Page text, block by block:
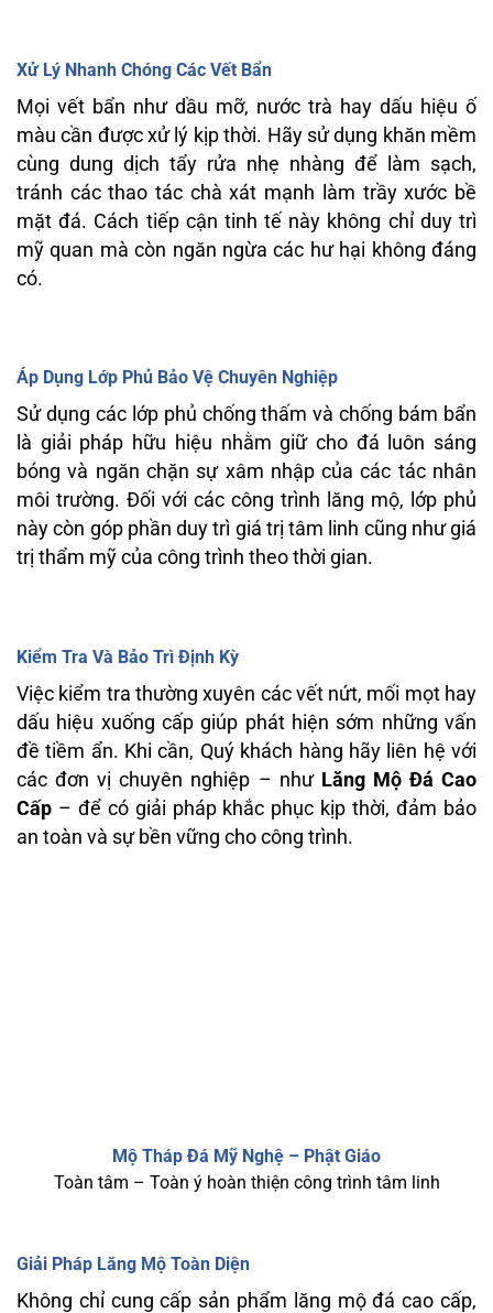
Xử Lý Nhanh Chóng Các Vết Bẩn
Mọi vết bẩn như dầu mỡ, nước trà hay dấu hiệu ố
màu cần được xử lý kịp thời. Hãy sử dụng khăn mềm
cùng dung dịch tẩy rửa nhẹ nhàng để làm sạch,
tránh các thao tác chà xát mạnh làm trầy xước bề
mặt đá. Cách tiếp cận tinh tế này không chỉ duy trì
mỹ quan mà còn ngăn ngừa các hư hại không đáng
có.
Áp Dụng Lớp Phủ Bảo Vệ Chuyên Nghiệp
Sử dụng các lớp phủ chống thấm và chống bám bẩn
là giải pháp hữu hiệu nhằm giữ cho đá luôn sáng
bóng và ngăn chặn sự xâm nhập của các tác nhân
môi trường. Đối với các công trình lăng mộ, lớp phủ
này còn góp phần duy trì giá trị tâm linh cũng như giá
trị thẩm mỹ của công trình theo thời gian.
Kiểm Tra Và Bảo Trì Định Kỳ
Việc kiểm tra thường xuyên các vết nứt, mối mọt hay
dấu hiệu xuống cấp giúp phát hiện sớm những vấn
đề tiềm ẩn. Khi cần, Quý khách hàng hãy liên hệ với
các đơn vị chuyên nghiệp – như Lăng Mộ Đá Cao
Cấp – để có giải pháp khắc phục kịp thời, đảm bảo
an toàn và sự bền vững cho công trình.
Mộ Tháp Đá Mỹ Nghệ – Phật Giáo
Toàn tâm – Toàn ý hoàn thiện công trình tâm linh
Giải Pháp Lăng Mộ Toàn Diện
Không chỉ cung cấp sản phẩm lăng mộ đá cao cấp,